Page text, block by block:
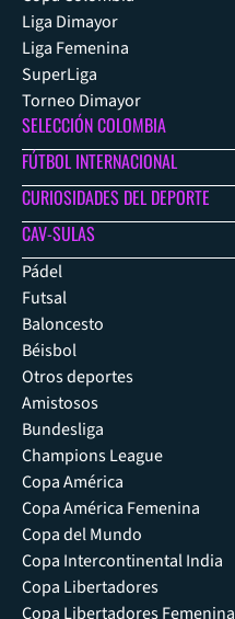
Liga Dimayor
Liga Femenina
SuperLiga
Torneo Dimayor
SELECCIÓN COLOMBIA
FÚTBOL INTERNACIONAL
CURIOSIDADES DEL DEPORTE
CAV-SULAS
Pádel
Futsal
Baloncesto
Béisbol
Otros deportes
Amistosos
Bundesliga
Champions League
Copa América
Copa América Femenina
Copa del Mundo
Copa Intercontinental India
Copa Libertadores
Copa Libertadores Femenina